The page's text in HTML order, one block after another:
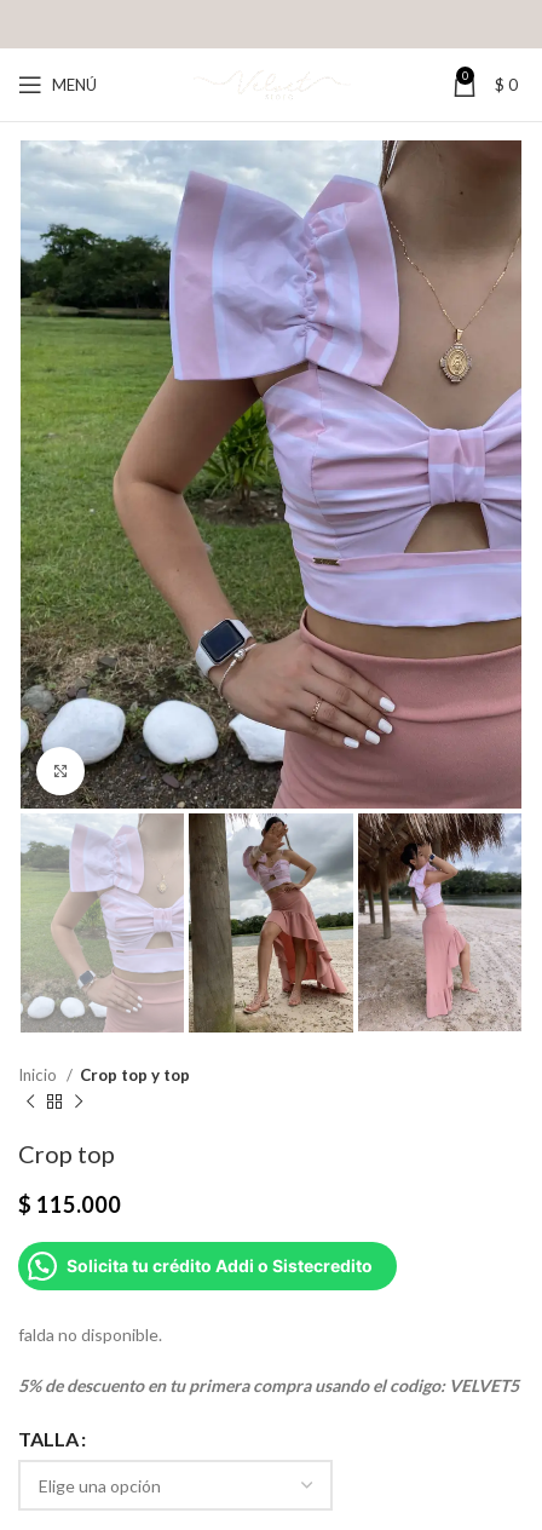
MENÚ 0 $ 0
Click para agrandar
Inicio Crop top y top
Crop top
$ 115.000
Solicita tu crédito Addi o Sistecredito
falda no disponible.
5% de descuento en tu primera compra usando el codigo: VELVET5
TALLA